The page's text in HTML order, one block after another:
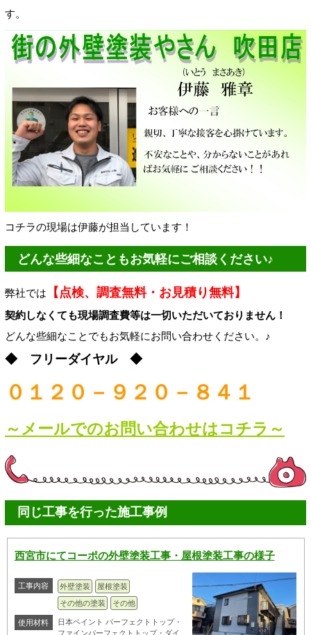
す。
コチラの現場は伊藤が担当しています！
どんな些細なこともお気軽にご相談ください♪
弊社では 【点検、調査無料・お見積り無料】
契約しなくても現場調査費等は一切いただいておりません！
どんな些細なことでもお気軽にお問い合わせください。♪
◆ フリーダイヤル ◆
０１２０－９２０－８４１
～メールでのお問い合わせはコチラ～
同じ工事を行った施工事例
西宮市にてコーポの外壁塗装工事・屋根塗装工事の様子
工事内容 外壁塗装
屋根塗装
その他の塗装
その他
使用材料
日本ペイント パーフェクトトップ・
ファインパーフェクトトップ・ダイ